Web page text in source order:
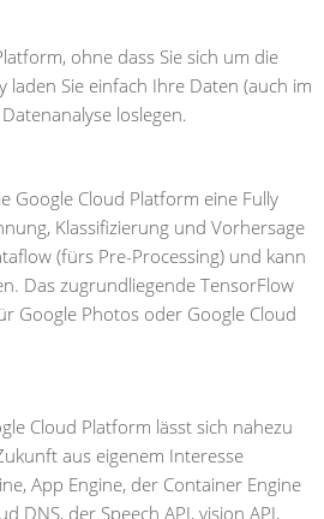
ohne dass Sie sich um die
Sie einfach Ihre Daten (auch im
loslegen.
Google Cloud Platform eine Fully
Klassifizierung und Vorhersage
(fürs Pre-Processing) und kann
Das zugrundliegende TensorFlow
Google Photos oder Google Cloud
Cloud Platform lässt sich nahezu
aus eigenem Interesse
App Engine, der Container Engine
DNS, der Speech API, vision API,